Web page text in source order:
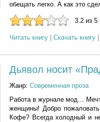
обещать легко. А как это
3.2 из 5
Читать книгу Скачать книгу
Дьявол носит
Жанр: Современная проза
Работа в журнале мод…
женщины! Добро
Кофе? Всегда холодный и